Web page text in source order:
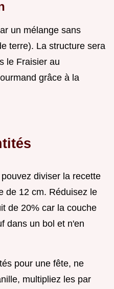
un mélange sans
terre). La structure sera
le Fraisier au
grâce à la
diviser la recette
de 12 cm. Réduisez le
de 20% car la couche
dans un bol et n'en
pour une fête, ne
multipliez les par